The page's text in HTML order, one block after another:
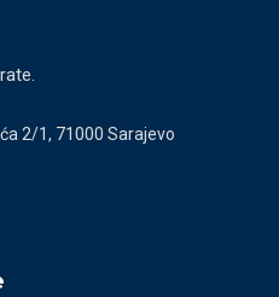
2/1, 71000 Sarajevo